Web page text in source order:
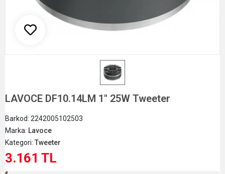
LAVOCE DF10.14LM 1" 25W Tweeter
Barkod: 2242005102503
Marka: Lavoce
Kategori: Tweeter
3.161 TL